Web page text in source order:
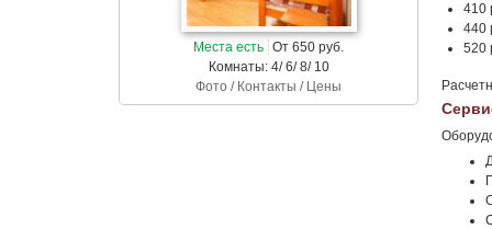
Места есть От 650 руб.
Комнаты: 4/ 6/ 8/ 10
Фото / Контакты / Цены
410
440
520